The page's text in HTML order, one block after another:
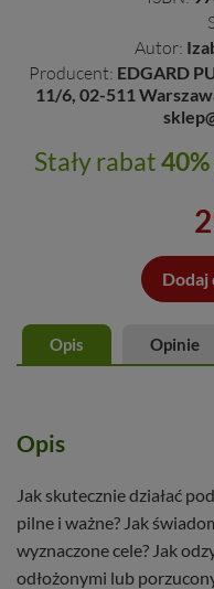
Autor:
Producent: EDGARD
11/6, 02-511
Stały rabat40%
Dodaj
Opis Opinie
Opis
Jak skutecznie działać
pilne i ważne? Jak
wyznaczone cele? Jak
odłożonymi lub